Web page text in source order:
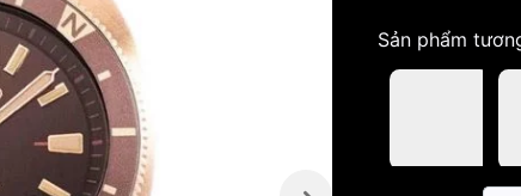
Sản phẩm